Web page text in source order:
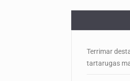
Terrimar
tartarugas